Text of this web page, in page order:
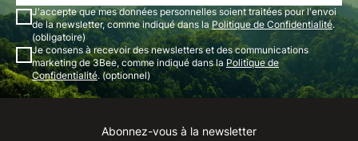
J'accepte que mes données personnelles soient traitées pour l'envoi
de la newsletter, comme indiqué dans la Politique de Confidentialité.
(obligatoire)
Je consens à recevoir des newsletters et des communications
marketing de 3Bee, comme indiqué dans la Politique de
Confidentialité. (optionnel)
Instagram
Facebook
Linkedin
Youtube
Abonnez-vous à la newsletter